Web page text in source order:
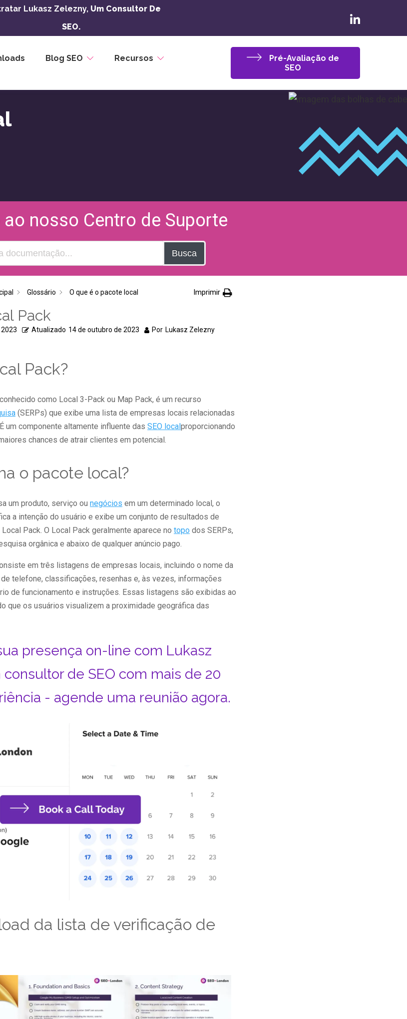
Lukasz Zelezny, Um Consultor De
SEO.
Blog SEO
Recursos
Pré-Avaliação de
SEO
ao nosso Centro de Suporte
Busca
Glossário O que é o pacote local Imprimir
Pack
Atualizado 14 de outubro de 2023 Por Lukasz Zelezny
Pack?
como Local 3-Pack ou Map Pack, é um recurso
(SERPs) que exibe uma lista de empresas locais relacionadas
um componente altamente influente das SEO localproporcionando
chances de atrair clientes em potencial.
o pacote local?
um produto, serviço ou negócios em um determinado local, o
a intenção do usuário e exibe um conjunto de resultados de
Pack. O Local Pack geralmente aparece no topo dos SERPs,
orgânica e abaixo de qualquer anúncio pago.
em três listagens de empresas locais, incluindo o nome da
telefone, classificações, resenhas e, às vezes, informações
de funcionamento e instruções. Essas listagens são exibidas ao
que os usuários visualizem a proximidade geográfica das
presença on-line com Lukasz
de SEO com mais de 20
- agende uma reunião agora.
da lista de verificação de